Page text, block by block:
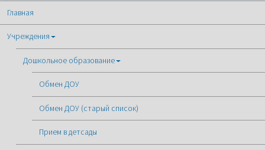
Главная
Учреждения
Дошкольное образование
Обмен ДОУ
Обмен ДОУ (старый список)
Прием в детсады